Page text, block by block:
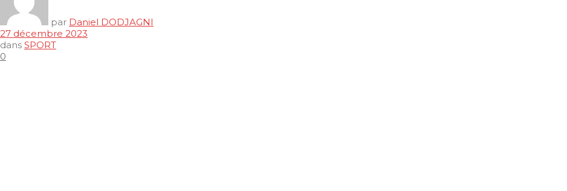
par Daniel DODJAGNI
27 décembre 2023
dans SPORT
0